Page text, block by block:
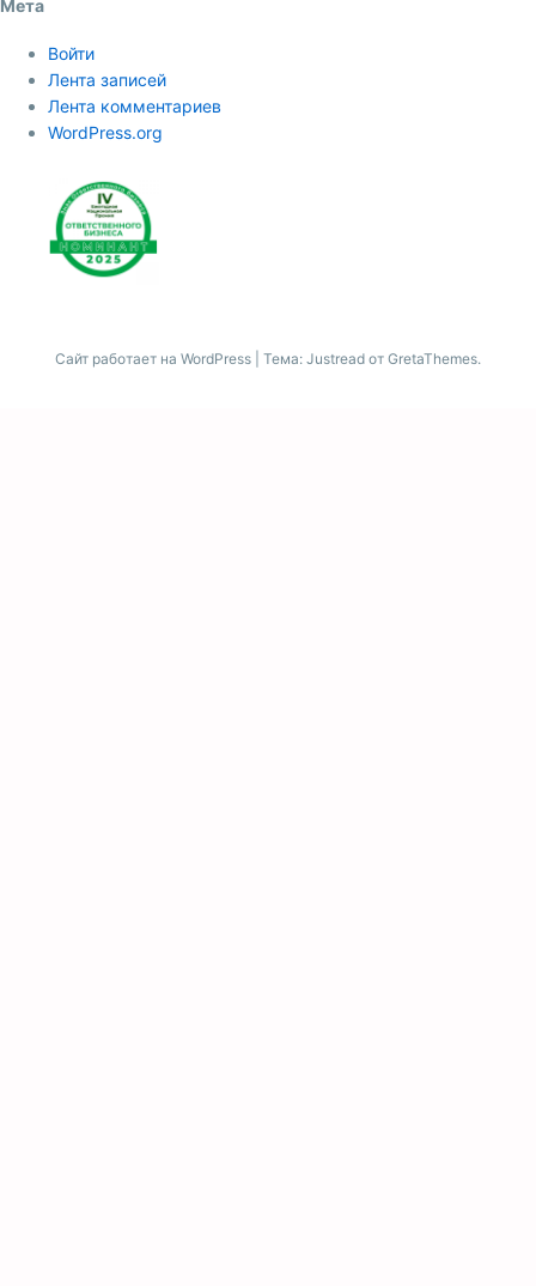
Мета
Войти
Лента записей
Лента комментариев
WordPress.org
Сайт работает на WordPress Тема: Justread от GretaThemes.